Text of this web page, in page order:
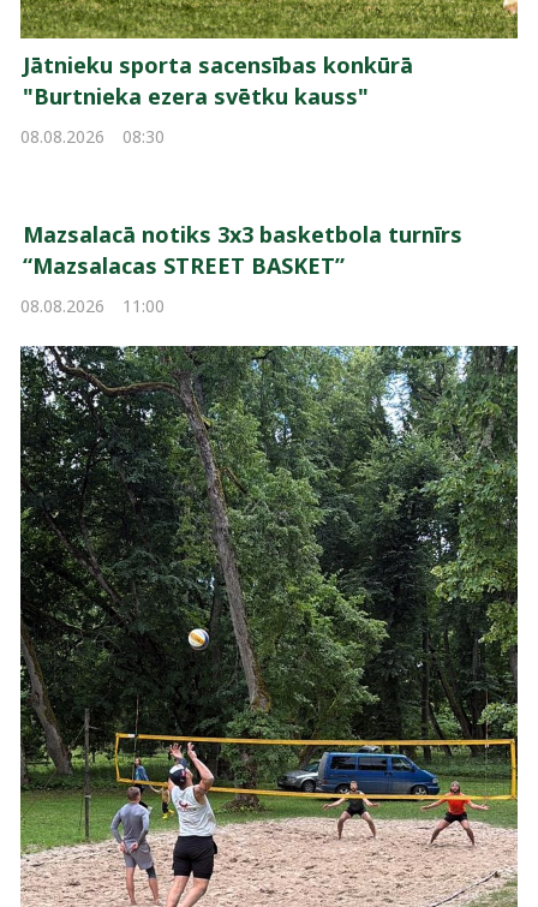
Jātnieku sporta sacensības konkūrā
"Burtnieka ezera svētku kauss"
08.08.2026 08:30
Mazsalacā notiks 3x3 basketbola turnīrs
“Mazsalacas STREET BASKET”
08.08.2026 11:00